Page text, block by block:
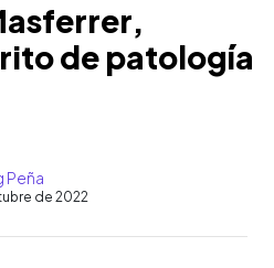
de patología
Peña
de 2022